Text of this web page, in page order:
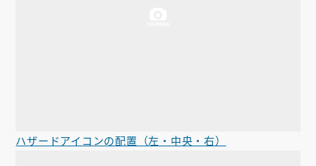
ハザードアイコンの配置（左・中央・右）